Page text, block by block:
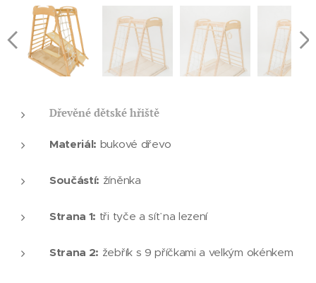
Dřevěné dětské hřiště
Materiál: bukové dřevo
Součástí: žíněnka
Strana 1: tři tyče a síť na lezení
Strana 2: žebřík s 9 příčkami a velkým okénkem